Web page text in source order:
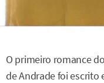
O primeiro romance
de Andrade foi escrito